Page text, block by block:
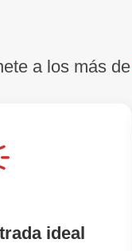
a los más de
ideal